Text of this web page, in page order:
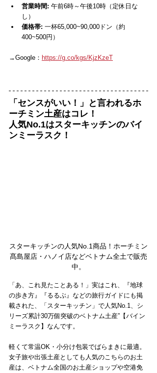
営業時間: 午前6時～午後10時（定休日な
し）
価格帯: 一杯65,000~90,000ドン（約
400~500円）
→Google： https://g.co/kgs/KjzKzeT
「センスがいい！」と言われるホ
ーチミン土産はコレ！
人気No.1はスターキッチンのバイ
ンミーラスク！
スターキッチンの人気No.1商品！ホーチミン
髙島屋店・ハノイ店などベトナム全土で販売
中。
「あ、これ見たことある！」実はこれ、『地球
の歩き方』『るるぶ』などの旅行ガイドにも掲
載された、「スターキッチン」で人気No.1、シ
リーズ累計30万個突破のベトナム土産”【バイン
ミーラスク】なんです。
軽くて常温OK・小分け包装でばらまきに最適。
女子旅や出張土産としても人気のこちらのお土
産は、ベトナム全国のお土産ショップや空港免